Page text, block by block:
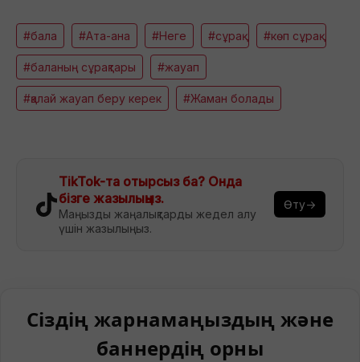
#бала #Ата-ана #Неге #сұрақ #көп сұрақ
#баланың сұрақтары #жауап
#қалай жауап беру керек #Жаман болады
TikTok-та отырсыз ба? Онда
бізге жазылыңыз.
Маңызды жаңалықтарды жедел алу
үшін жазылыңыз.
Өту→
Сіздің жарнамаңыздың және
баннердің орны